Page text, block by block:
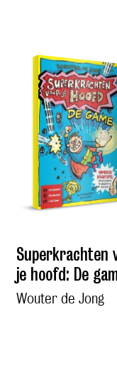
Superkrachten
je hoofd: De
Wouter de Jong